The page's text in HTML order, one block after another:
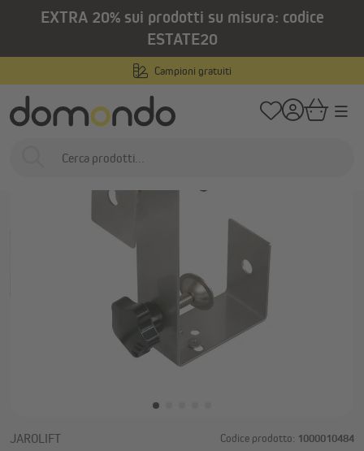
principale
EXTRA 20% sui prodotti su misura: codice
ESTATE20
Campioni gratuiti
/ Gazebo e tende da esterno
JAROLIFT Codice prodotto: 1000010484